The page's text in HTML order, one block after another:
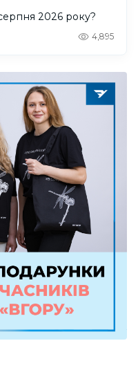
2026 року?
4,895